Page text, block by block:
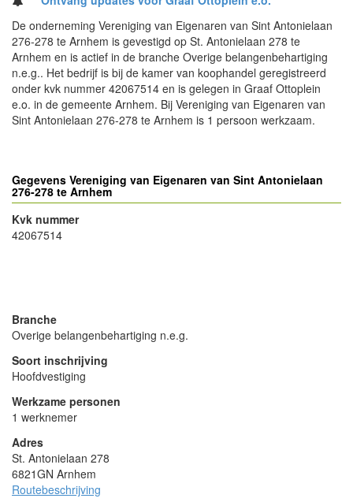
De onderneming Vereniging van Eigenaren van Sint Antonielaan
276-278 te Arnhem is gevestigd op St. Antonielaan 278 te
Arnhem en is actief in de branche Overige belangenbehartiging
n.e.g.. Het bedrijf is bij de kamer van koophandel geregistreerd
onder kvk nummer 42067514 en is gelegen in Graaf Ottoplein
e.o. in de gemeente Arnhem. Bij Vereniging van Eigenaren van
Sint Antonielaan 276-278 te Arnhem is 1 persoon werkzaam.
Gegevens Vereniging van Eigenaren van Sint Antonielaan
276-278 te Arnhem
Kvk nummer
42067514
Branche
Overige belangenbehartiging n.e.g.
Soort inschrijving
Hoofdvestiging
Werkzame personen
1 werknemer
Adres
St. Antonielaan 278
6821GN Arnhem
Routebeschrijving